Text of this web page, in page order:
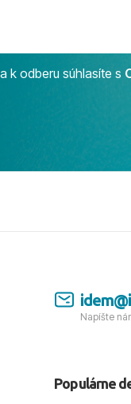
Magic
úrovni.
tešíme,
k odberu súhlasíte s
Napíšte
Populárne